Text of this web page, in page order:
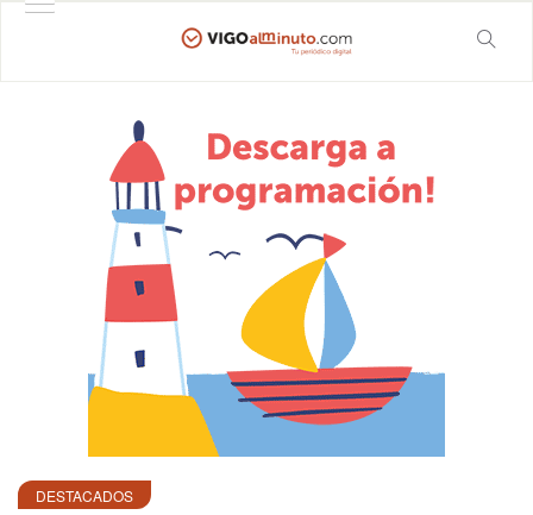
DESTACADOS